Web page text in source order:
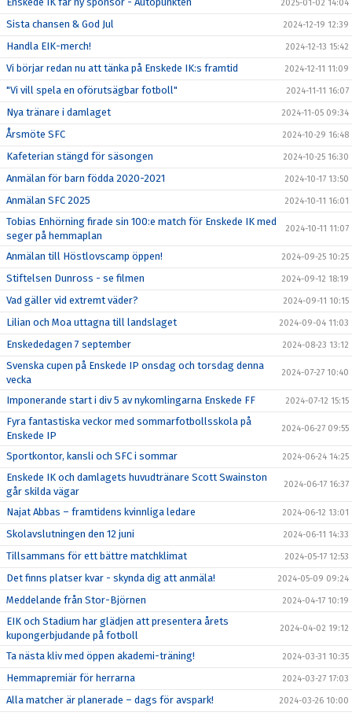
2025-01-02 14:04
Sista chansen & God Jul 2024-12-19 12:39
Handla EIK-merch! 2024-12-13 15:42
Vi börjar redan nu att tänka på Enskede IK:s framtid 2024-12-11 11:09
"Vi vill spela en oförutsägbar fotboll" 2024-11-11 16:07
Nya tränare i damlaget 2024-11-05 09:34
Årsmöte SFC 2024-10-29 16:48
Kafeterian stängd för säsongen 2024-10-25 16:30
Anmälan för barn födda 2020-2021 2024-10-17 13:50
Anmälan SFC 2025 2024-10-11 16:01
Tobias Enhörning firade sin 100:e match för Enskede IK med
seger på hemmaplan
2024-10-11 11:07
Anmälan till Höstlovscamp öppen! 2024-09-25 10:25
Stiftelsen Dunross - se filmen 2024-09-12 18:19
Vad gäller vid extremt väder? 2024-09-11 10:15
Lilian och Moa uttagna till landslaget 2024-09-04 11:03
Enskededagen 7 september 2024-08-23 13:12
Svenska cupen på Enskede IP onsdag och torsdag denna
vecka
2024-07-27 10:40
Imponerande start i div 5 av nykomlingarna Enskede FF 2024-07-12 15:15
Fyra fantastiska veckor med sommarfotbollsskola på
Enskede IP
2024-06-27 09:55
Sportkontor, kansli och SFC i sommar 2024-06-24 14:25
Enskede IK och damlagets huvudtränare Scott Swainston
går skilda vägar
2024-06-17 16:37
Najat Abbas – framtidens kvinnliga ledare 2024-06-12 13:01
Skolavslutningen den 12 juni 2024-06-11 14:33
Tillsammans för ett bättre matchklimat 2024-05-17 12:53
Det finns platser kvar - skynda dig att anmäla! 2024-05-09 09:24
Meddelande från Stor-Björnen 2024-04-17 10:19
EIK och Stadium har glädjen att presentera årets
kupongerbjudande på fotboll
2024-04-02 19:12
Ta nästa kliv med öppen akademi-träning! 2024-03-31 10:35
Hemmapremiär för herrarna 2024-03-27 17:03
Alla matcher är planerade – dags för avspark! 2024-03-26 10:00